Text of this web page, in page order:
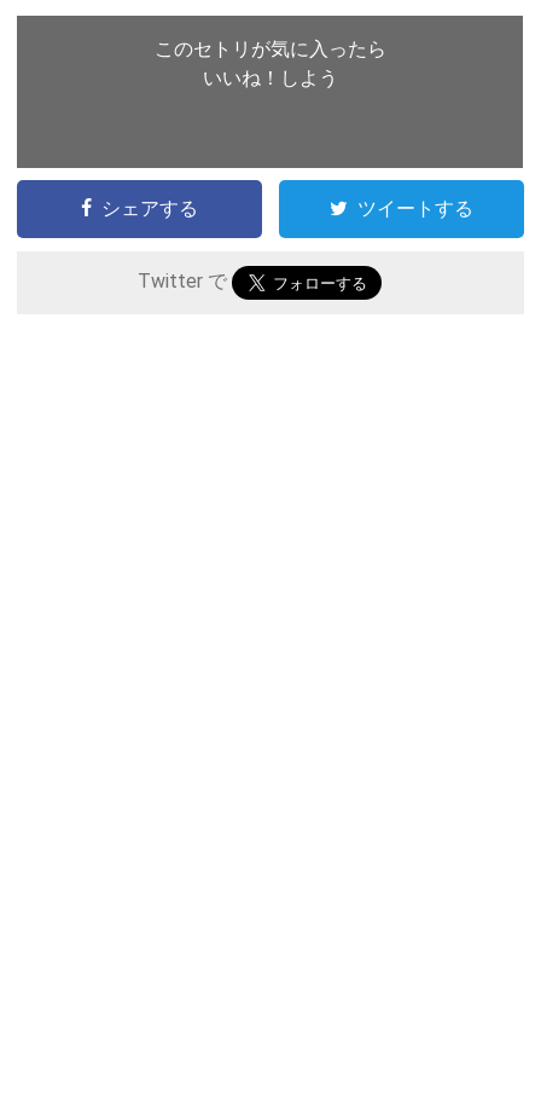
このセトリが気に入ったら
いいね！しよう
シェアする ツイートする
Twitter で